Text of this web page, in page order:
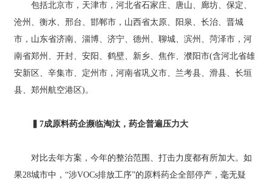
包括北京市，天津市，河北省石家庄、唐山、廊坊、保定、
沧州、衡水、邢台、邯郸市，山西省太原、阳泉、长治、晋城
市，山东省济南、淄博、济宁、德州、聊城、滨州、菏泽市，河
南省郑州、开封、安阳、鹤壁、新乡、焦作、濮阳市(含河北省雄
安新区、辛集市、定州市，河南省巩义市、兰考县、滑县、长垣
县、郑州航空港区)。
▍7成原料药企濒临淘汰，药企普遍压力大
对比去年方案，今年的整治范围、打击力度都有所加大。如
果28城市中，“涉VOCs排放工序”的原料药企全部停产，毫无疑